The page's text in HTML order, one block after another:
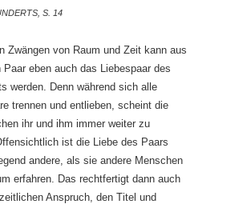
S. 14
Zwängen von Raum und Zeit kann aus
Paar eben auch das Liebespaar des
werden. Denn während sich alle
trennen und entlieben, scheint die
ihr und ihm immer weiter zu
ist die Liebe des Paars
andere, als sie andere Menschen
erfahren. Das rechtfertigt dann auch
Anspruch, den Titel und